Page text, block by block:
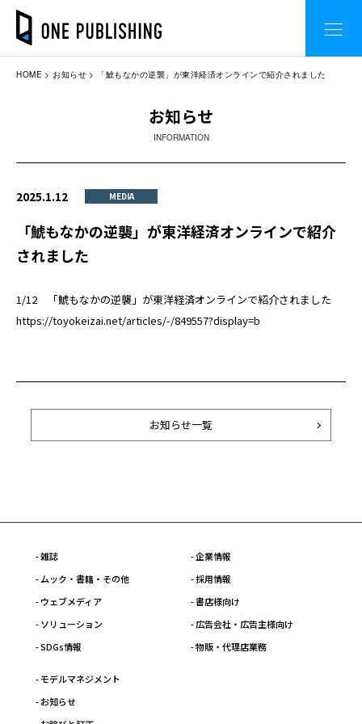
HOME お知らせ 「鯱もなかの逆襲」が東洋経済オンラインで紹介されました
お知らせ
INFORMATION
2025.1.12 MEDIA
「鯱もなかの逆襲」が東洋経済オンラインで紹介
されました
1/12 「鯱もなかの逆襲」が東洋経済オンラインで紹介されました
https://toyokeizai.net/articles/-/849557?display=b
お知らせ一覧
- 雑誌
- ムック・書籍・その他
- ウェブメディア
- ソリューション
- SDGs情報
- 企業情報
- 採用情報
- 書店様向け
- 広告会社・広告主様向け
- 物販・代理店業務
- モデルマネジメント
- お知らせ